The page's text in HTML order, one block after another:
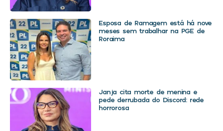
Esposa de Ramagem está há nove
meses sem trabalhar na PGE de
Roraima
Janja cita morte de menina e
pede derrubada do Discord: rede
horrorosa